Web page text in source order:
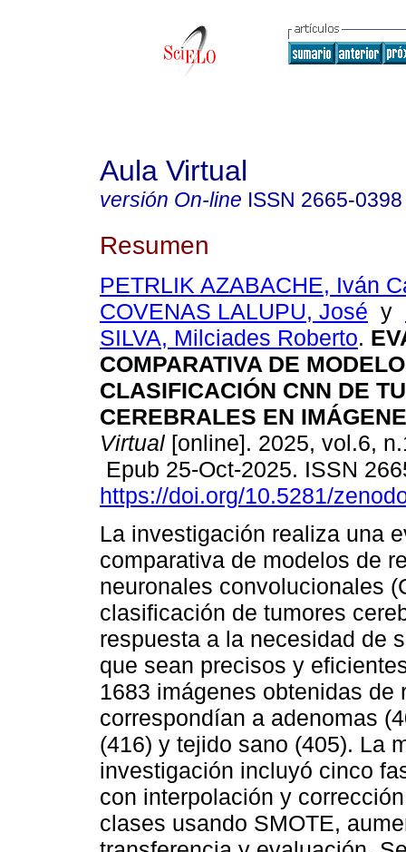
Aula Virtual
versión On-line ISSN 2665-0398
Resumen
PETRLIK AZABACHE, Iván
COVENAS LALUPU, José y
SILVA, Milciades Roberto.
COMPARATIVA DE
CLASIFICACIÓN CNN DE
CEREBRALES EN
Virtual [online]. 2025, vol.6,
Epub 25-Oct-2025. ISSN
https://doi.org/10.5281/
La investigación realiza una
comparativa de modelos de
neuronales convolucionales
clasificación de tumores
respuesta a la necesidad de
que sean precisos y
1683 imágenes obtenidas
correspondían a adenomas
(416) y tejido sano (405). La
investigación incluyó cinco
con interpolación y
clases usando SMOTE,